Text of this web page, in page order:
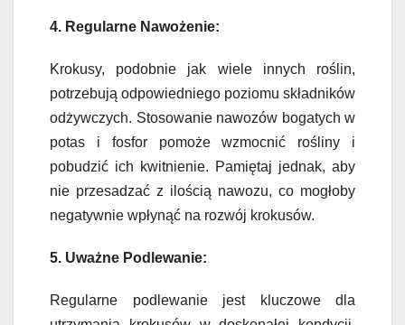
4. Regularne Nawożenie:
Krokusy, podobnie jak wiele innych roślin,
potrzebują odpowiedniego poziomu składników
odżywczych. Stosowanie nawozów bogatych w
potas i fosfor pomoże wzmocnić rośliny i
pobudzić ich kwitnienie. Pamiętaj jednak, aby
nie przesadzać z ilością nawozu, co mogłoby
negatywnie wpłynąć na rozwój krokusów.
5. Uważne Podlewanie:
Regularne podlewanie jest kluczowe dla